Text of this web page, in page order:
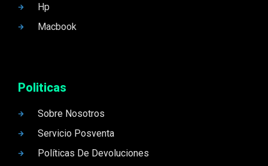
Hp
Macbook
Politicas
Sobre Nosotros
Servicio Posventa
Políticas De Devoluciones